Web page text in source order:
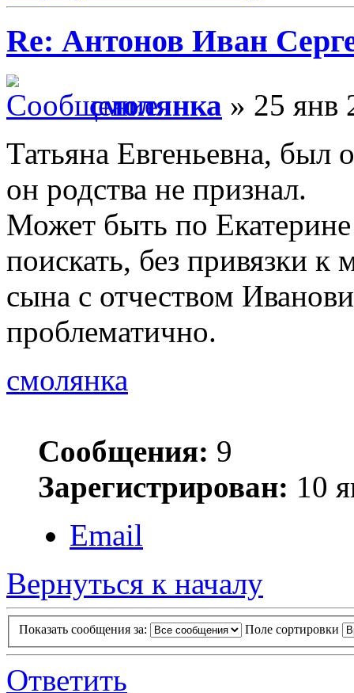
Re: Антонов Иван
смолянка » 25 янв
Татьяна Евгеньевна,
он родства не признал.
Может быть по
поискать, без привязки к
сына с отчеством
проблематично.
смолянка
Сообщения: 9
Зарегистрирован: 10
Email
Вернуться к началу
Показать сообщения за: Поле сортировки
Ответить